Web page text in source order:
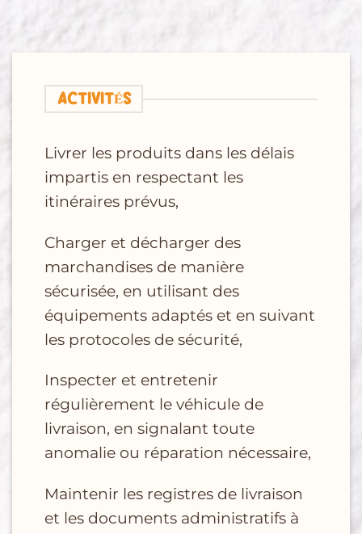
ACTIVITÉS
Livrer les produits dans les délais
impartis en respectant les
itinéraires prévus,
Charger et décharger des
marchandises de manière
sécurisée, en utilisant des
équipements adaptés et en suivant
les protocoles de sécurité,
Inspecter et entretenir
régulièrement le véhicule de
livraison, en signalant toute
anomalie ou réparation nécessaire,
Maintenir les registres de livraison
et les documents administratifs à